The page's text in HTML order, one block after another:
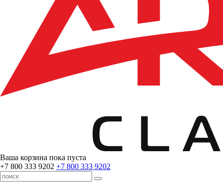
Ваша корзина пока пуста
+7 800 333 9202 +7 800 333 9202